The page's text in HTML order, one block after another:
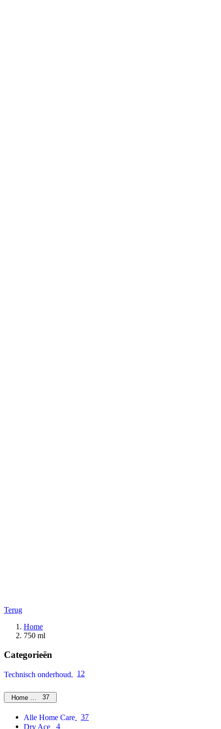
Terug
Home
750 ml
Categorieën
Technisch onderhoud 12
Home Care37
Alle Home Care
37
Dry Ace
4